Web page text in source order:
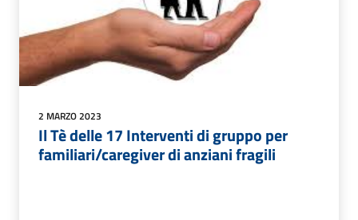
2 MARZO 2023
Il Tè delle 17 Interventi di gruppo per
familiari/caregiver di anziani fragili